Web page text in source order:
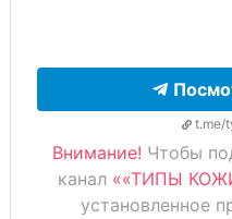
t.me/
Внимание! Чтобы
канал ««ТИПЫ
установленное